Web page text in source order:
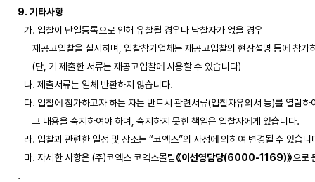
9. 기타사항
   가. 입찰이 단일등록으로 인해 유찰될 경우나 낙찰자가 없을 경우
재공고입찰을 실시하며, 입찰참가업체는 재공고입찰의 현장설명 등에 참
       (단, 기 제출한 서류는 재공고입찰에 사용할 수 있습니다)
   나. 제출서류는 일체 반환하지 않습니다.
다. 입찰에 참가하고자 하는 자는 반드시 관련서류(입찰자유의서 등)를 열람하
       그 내용을 숙지하여야 하며, 숙지하지 못한 책임은 입찰자에게 있습니다.
라. 입찰과 관련한 일정 및 장소는 “코엑스”의 사정에 의하여 변경될 수 있습니
   마. 자세한 사항은 (주)코엑스 코엑스몰팀
《이선영담당(6000-1169)》으로
.